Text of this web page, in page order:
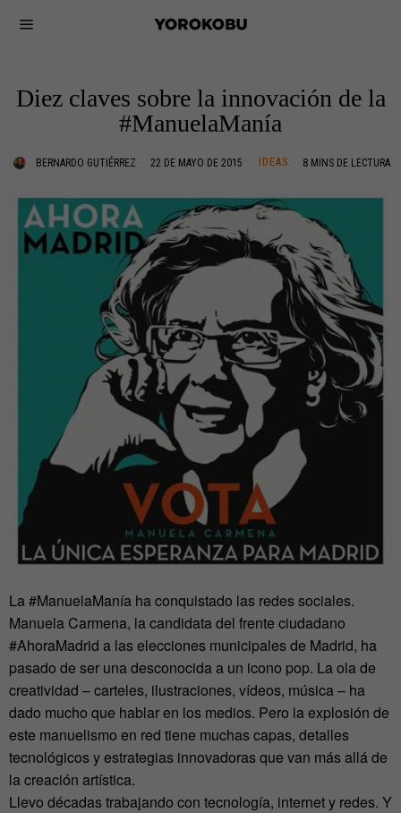
Diez claves sobre la innovación de la
#ManuelaManía
BERNARDO GUTIÉRREZ 22 DE MAYO DE 2015 IDEAS 8 MINS DE LECTURA
La #ManuelaManía ha conquistado las redes sociales.
Manuela Carmena, la candidata del frente ciudadano
#AhoraMadrid a las elecciones municipales de Madrid, ha
pasado de ser una desconocida a un icono pop. La ola de
creatividad – carteles, ilustraciones, vídeos, música – ha
dado mucho que hablar en los medios. Pero la explosión de
este manuelismo en red tiene muchas capas, detalles
tecnológicos y estrategias innovadoras que van más allá de
la creación artística.
Llevo décadas trabajando con tecnología, internet y redes. Y